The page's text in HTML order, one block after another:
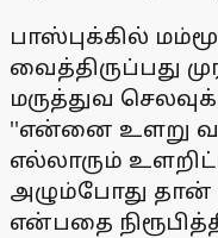
பாஸ்புக்கில்
வைத்திருப்பது
மருத்துவ
''என்னை உளறு
எல்லாரும்
அழும்போது தான்
என்பதை